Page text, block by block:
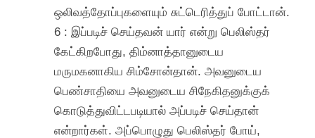
ஒலிவத்தோப்புகளையும் சுட்டெரித்துப் போட்டான்.
6 : இப்படிச் செய்தவன் யார் என்று பெலிஸ்தர்
கேட்கிறபோது, திம்னாத்தானுடைய
மருமகனாகிய சிம்சோன்தான். அவனுடைய
பெண்சாதியை அவனுடைய சிநேகிதனுக்குக்
கொடுத்துவிட்டபடியால் அப்படிச் செய்தான்
என்றார்கள். அப்பொழுது பெலிஸ்தர் போய்,